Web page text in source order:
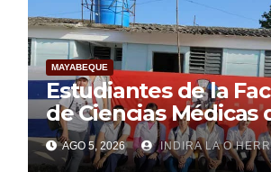
MAYABEQUE
Estudiantes de la
de Ciencias Médicas
Mayabeque realizan
pesquisa
AGO 5, 2026 INDIRA LA O